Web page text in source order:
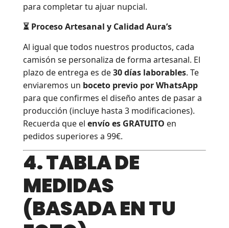
para completar tu ajuar nupcial.
⏳ Proceso Artesanal y Calidad Aura’s
Al igual que todos nuestros productos, cada
camisón se personaliza de forma artesanal. El
plazo de entrega es de30 días laborables. Te
enviaremos un boceto previo por WhatsApp
para que confirmes el diseño antes de pasar a
producción (incluye hasta 3 modificaciones).
Recuerda que el envío es GRATUITO en
pedidos superiores a 99€.
4. TABLA DE
MEDIDAS
(BASADA EN TU